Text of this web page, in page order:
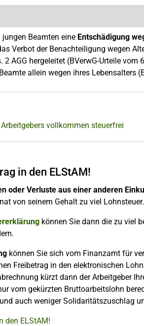
Beamten eine Entschädigung
Verbot der Benachteiligung wegen
AGG hergeleitet (BVerwG-Urteile vom
allein wegen ihres Lebensalters
vollkommen steuerfrei
in den ELStAM!
oder Verluste aus einer anderen
von seinem Gehalt zu viel Lohnsteuer.
können Sie dann die zu viel
können Sie sich vom Finanzamt für
Freibetrag in den elektronischen
kürzt dann der Arbeitgeber
vom gekürzten Bruttoarbeitslohn
auch weniger Solidaritätszuschlag
den ELStAM!